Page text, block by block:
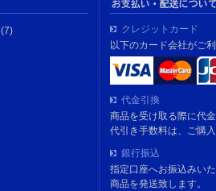
(7)
クレジットカード
以下のカード会社がご
代金引換
商品を受け取る際に代
代引き手数料は、ご購
銀行振込
指定口座へお振込みい
商品を発送致します。